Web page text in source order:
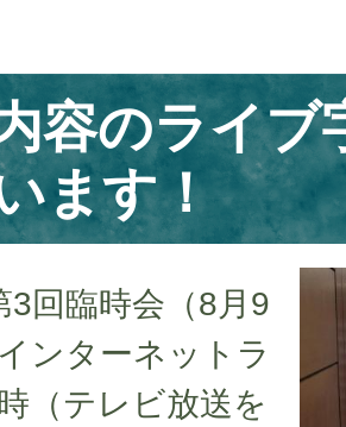
容のライブ
ます！
3回臨時会（8月9
ンターネットラ
（テレビ放送を